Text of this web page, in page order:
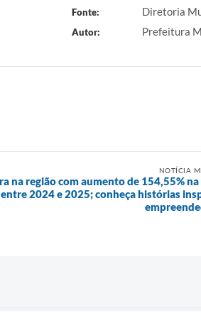
Fonte: Diretoria
Autor: Prefeitura
NOTÍCIA
na região com aumento de 154,55%
2024 e 2025; conheça histórias